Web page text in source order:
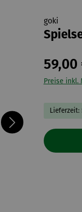
goki
59,00
Preise inkl.
Lieferzeit: